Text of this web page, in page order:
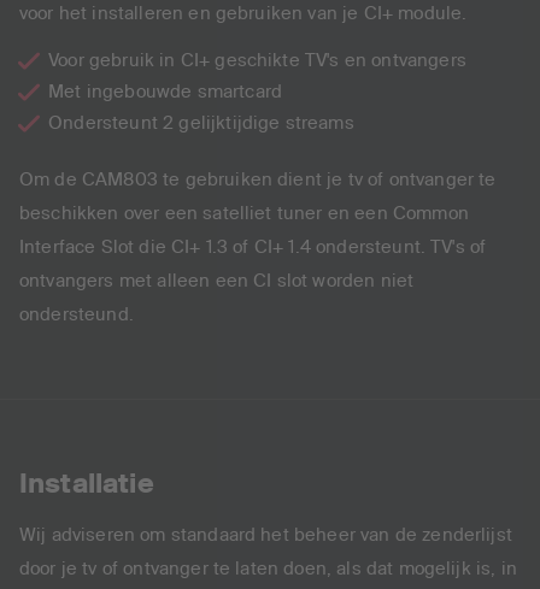
voor het installeren en gebruiken van je CI+ module.
Voor gebruik in CI+ geschikte TV's en ontvangers
Met ingebouwde smartcard
Ondersteunt 2 gelijktijdige streams
Om de CAM803 te gebruiken dient je tv of ontvanger te
beschikken over een satelliet tuner en een Common
Interface Slot die CI+ 1.3 of CI+ 1.4 ondersteunt. TV's of
ontvangers met alleen een CI slot worden niet
ondersteund.
Installatie
Wij adviseren om standaard het beheer van de zenderlijst
door je tv of ontvanger te laten doen, als dat mogelijk is, in